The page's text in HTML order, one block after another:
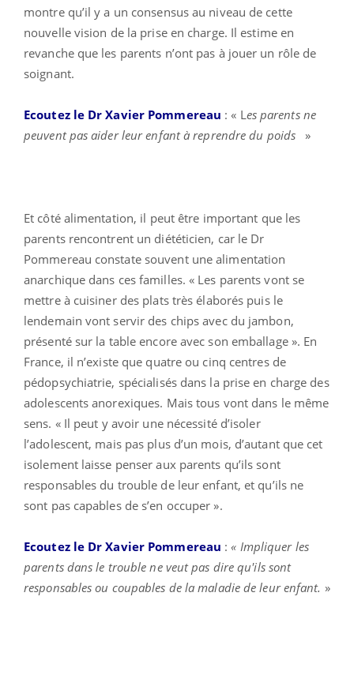
montre qu’il y a un consensus au niveau de cette
nouvelle vision de la prise en charge. Il estime en
revanche que les parents n’ont pas à jouer un rôle de
soignant.
Ecoutez le Dr Xavier Pommereau : « L es parents ne
peuvent pas aider leur enfant à reprendre du poids »
Et côté alimentation, il peut être important que les
parents rencontrent un diététicien, car le Dr
Pommereau constate souvent une alimentation
anarchique dans ces familles. « Les parents vont se
mettre à cuisiner des plats très élaborés puis le
lendemain vont servir des chips avec du jambon,
présenté sur la table encore avec son emballage ». En
France, il n’existe que quatre ou cinq centres de
pédopsychiatrie, spécialisés dans la prise en charge des
adolescents anorexiques. Mais tous vont dans le même
sens. « Il peut y avoir une nécessité d’isoler
l’adolescent, mais pas plus d’un mois, d’autant que cet
isolement laisse penser aux parents qu’ils sont
responsables du trouble de leur enfant, et qu’ils ne
sont pas capables de s’en occuper ».
Ecoutez le Dr Xavier Pommereau :« Impliquer les
parents dans le trouble ne veut pas dire qu'ils sont
responsables ou coupables de la maladie de leur enfant. »